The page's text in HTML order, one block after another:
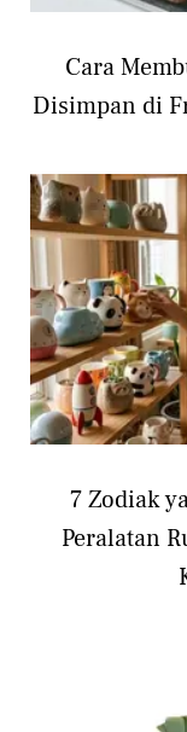
Cara
Disimpan di
7 Zodiak
Peralatan